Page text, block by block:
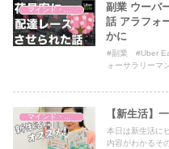
マインド・哲学
副業 ウーバ
話 アラフォ
かに
#副業 #Uber
ォーサラリーマ
マインド・哲学 【新生活】
本日は新生活に
内容がわかるそ